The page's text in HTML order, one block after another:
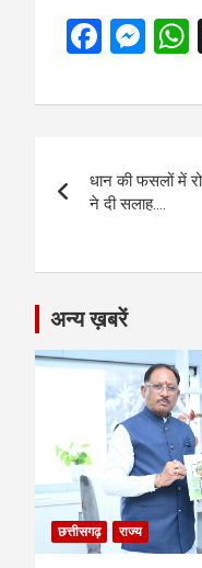
F
ce
o
o
M
se
g
er
navigation
धान की फसलों में
ने दी सलाह….
अन्य ख़बरें
छत्तीसगढ़ राज्य